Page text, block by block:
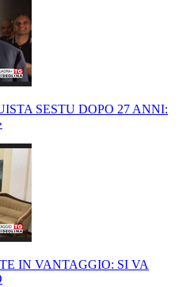
SESTU DOPO 27 ANNI:
IN VANTAGGIO: SI VA